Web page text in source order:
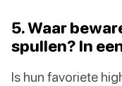
5. Waar
spullen? In
Is hun favoriete